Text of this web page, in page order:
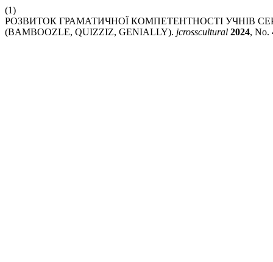
(1)
РОЗВИТОК ГРАМАТИЧНОЇ КОМПЕТЕНТНОСТІ УЧНІВ
(BAMBOOZLE, QUIZZIZ, GENIALLY). jcrosscultural 2024, No.